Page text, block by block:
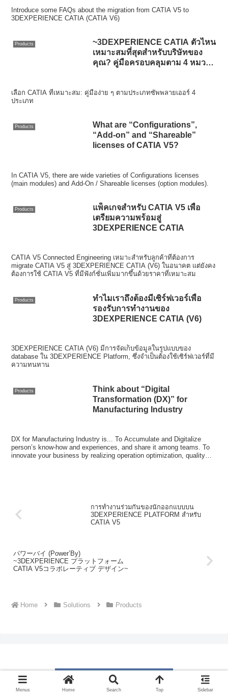
Introduce some FAQs about the migration from CATIA V5 to
3DEXPERIENCE CATIA (CATIA V6)
Products
~3DEXPERIENCE CATIA ตัวไหน
เหมาะสมที่สุดสำหรับบริษัทของ
คุณ? คู่มือครอบคลุมตาม 4 หมวด
เลือก CATIA ที่เหมาะสม: คู่มือง่าย ๆ ตามประเภทซัพพลายเออร์ 4
ประเภท
Products
What are “Configurations”,
“Add-on” and “Shareable”
licenses of CATIA V5?
In CATIA V5, there are wide varieties of Configurations licenses
(main modules) and Add-On / Shareable licenses (option modules).
Products
แพ็คเกจสำหรับ CATIA V5 เพื่อ
เตรียมความพร้อมสู่
3DEXPERIENCE CATIA
CATIA V5 Connected Engineering เหมาะสำหรับลูกค้าที่ต้องการ
migrate CATIA V5 สู่ 3DEXPERIENCE CATIA (V6) ในอนาคต แต่ยังคง
ต้องการใช้ CATIA V5 ที่มีฟังก์ชั่นเพิ่มมากขึ้นด้วยราคาที่เหมาะสม
Products
ทำไมเราถึงต้องมีเซิร์ฟเวอร์เพื่อ
รองรับการทำงานของ
3DEXPERIENCE CATIA (V6)
3DEXPERIENCE CATIA (V6) มีการจัดเก็บข้อมูลในรูปแบบของ
database ใน 3DEXPERIENCE Platform, ซึ่งจำเป็นต้องใช้เซิร์ฟเวอร์ที่มี
ความทนทาน
Products
Think about “Digital
Transformation (DX)” for
Manufacturing Industry
DX for Manufacturing Industry is... To Accumulate and Digitalize
person’s know-how and experiences, and share it among teams. To
innovate your business by realizing operation optimization, quality
การทำงานร่วมกันของนักออกแบบบน
3DEXPERIENCE PLATFORM สำหรับ
CATIA V5
パワーバイ (Power’By)
~3DEXPERIENCE プラットフォーム
CATIA V5コラボレーティブ デザイン~
Home Solutions Products
Menus Home Search Top Sidebar